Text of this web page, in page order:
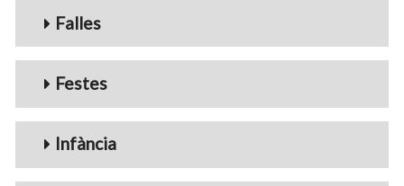
Falles
Festes
Infància